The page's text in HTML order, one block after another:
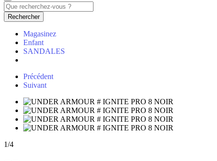
Rechercher
Magasinez
Enfant
SANDALES
Précédent
Suivant
1/4